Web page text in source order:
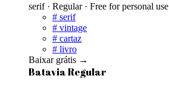
serif · Regular · Free for personal use
# serif
# vintage
# cartaz
# livro
Baixar grátis →
Batavia Regular